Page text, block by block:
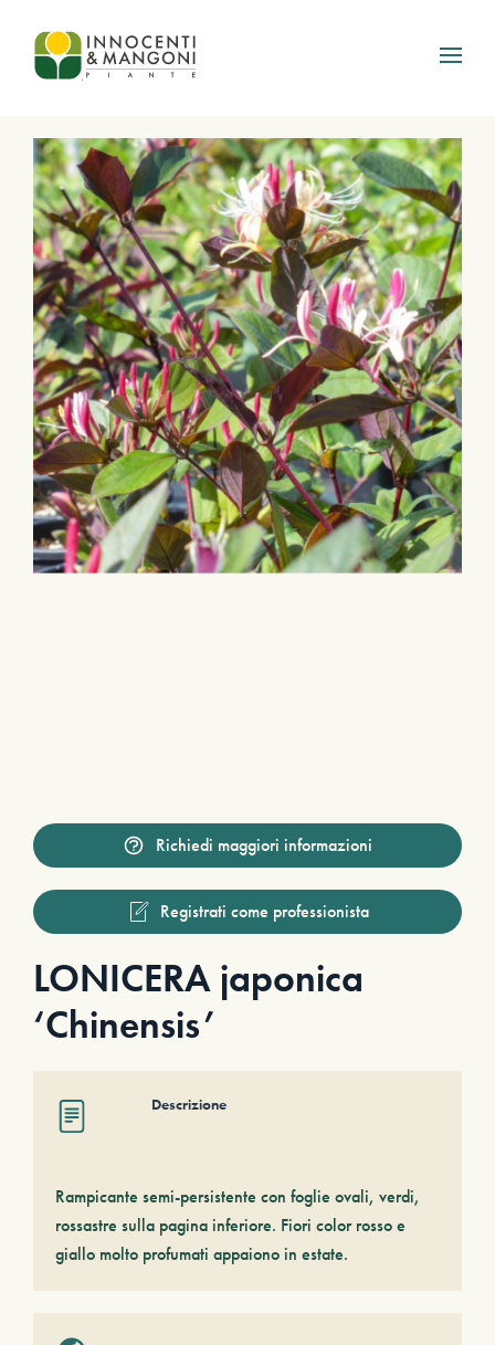
Skip to main content
Richiedi maggiori informazioni
Registrati come professionista
LONICERA japonica
‘Chinensis’
Descrizione
Rampicante semi-persistente con foglie ovali, verdi,
rossastre sulla pagina inferiore. Fiori color rosso e
giallo molto profumati appaiono in estate.